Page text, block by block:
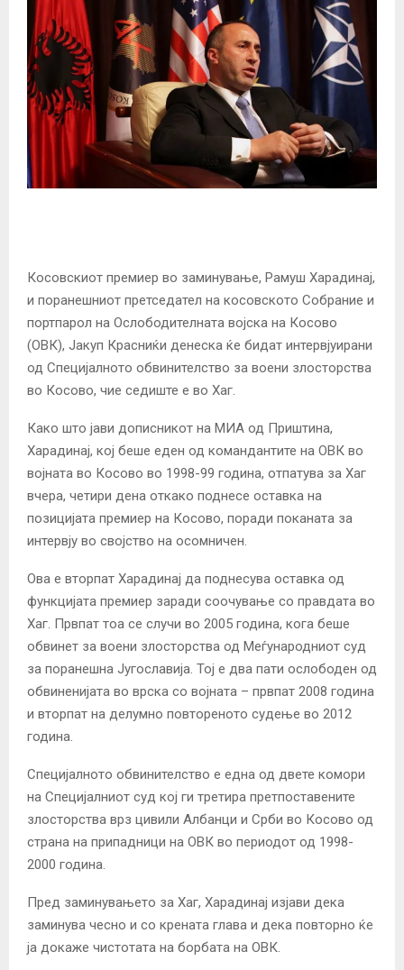
Косовскиот премиер во заминување, Рамуш Харадинај,
и поранешниот претседател на косовското Собрание и
портпарол на Ослободителната војска на Косово
(ОВК), Јакуп Красниќи денеска ќе бидат интервјуирани
од Специјалното обвинителство за воени злосторства
во Косово, чие седиште е во Хаг.
Како што јави дописникот на МИА од Приштина,
Харадинај, кој беше еден од командантите на ОВК во
војната во Косово во 1998-99 година, отпатува за Хаг
вчера, четири дена откако поднесе оставка на
позицијата премиер на Косово, поради поканата за
интервју во својство на осомничен.
Ова е вторпат Харадинај да поднесува оставка од
функцијата премиер заради соочување со правдата во
Хаг. Првпат тоа се случи во 2005 година, кога беше
обвинет за воени злосторства од Меѓународниот суд
за поранешна Југославија. Тој е два пати ослободен од
обвиненијата во врска со војната – првпат 2008 година
и вторпат на делумно повтореното судење во 2012
година.
Специјалното обвинителство е една од двете комори
на Специјалниот суд кој ги третира претпоставените
злосторства врз цивили Албанци и Срби во Косово од
страна на припадници на ОВК во периодот од 1998-
2000 година.
Пред заминувањето за Хаг, Харадинај изјави дека
заминува чесно и со крената глава и дека повторно ќе
ја докаже чистотата на борбата на ОВК.